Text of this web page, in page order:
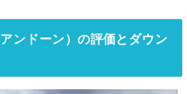
ンドーン）の評価とダウン